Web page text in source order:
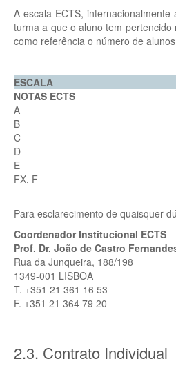
A escala ECTS,
turma a que o aluno tem
como referência o número de
ESCALA
NOTAS ECTS
A
B
C
D
E
FX, F
Para esclarecimento de quaisquer
Coordenador Institucional ECTS
Prof. Dr. João de Castro
Rua da Junqueira, 188/198
1349-001 LISBOA
T. +351 21 361 16 53
F. +351 21 364 79 20
2.3. Contrato Individual